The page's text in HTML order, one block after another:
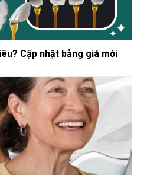
Cập nhật bảng giá mới